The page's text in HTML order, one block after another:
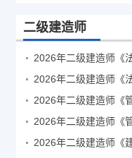
二级建造师